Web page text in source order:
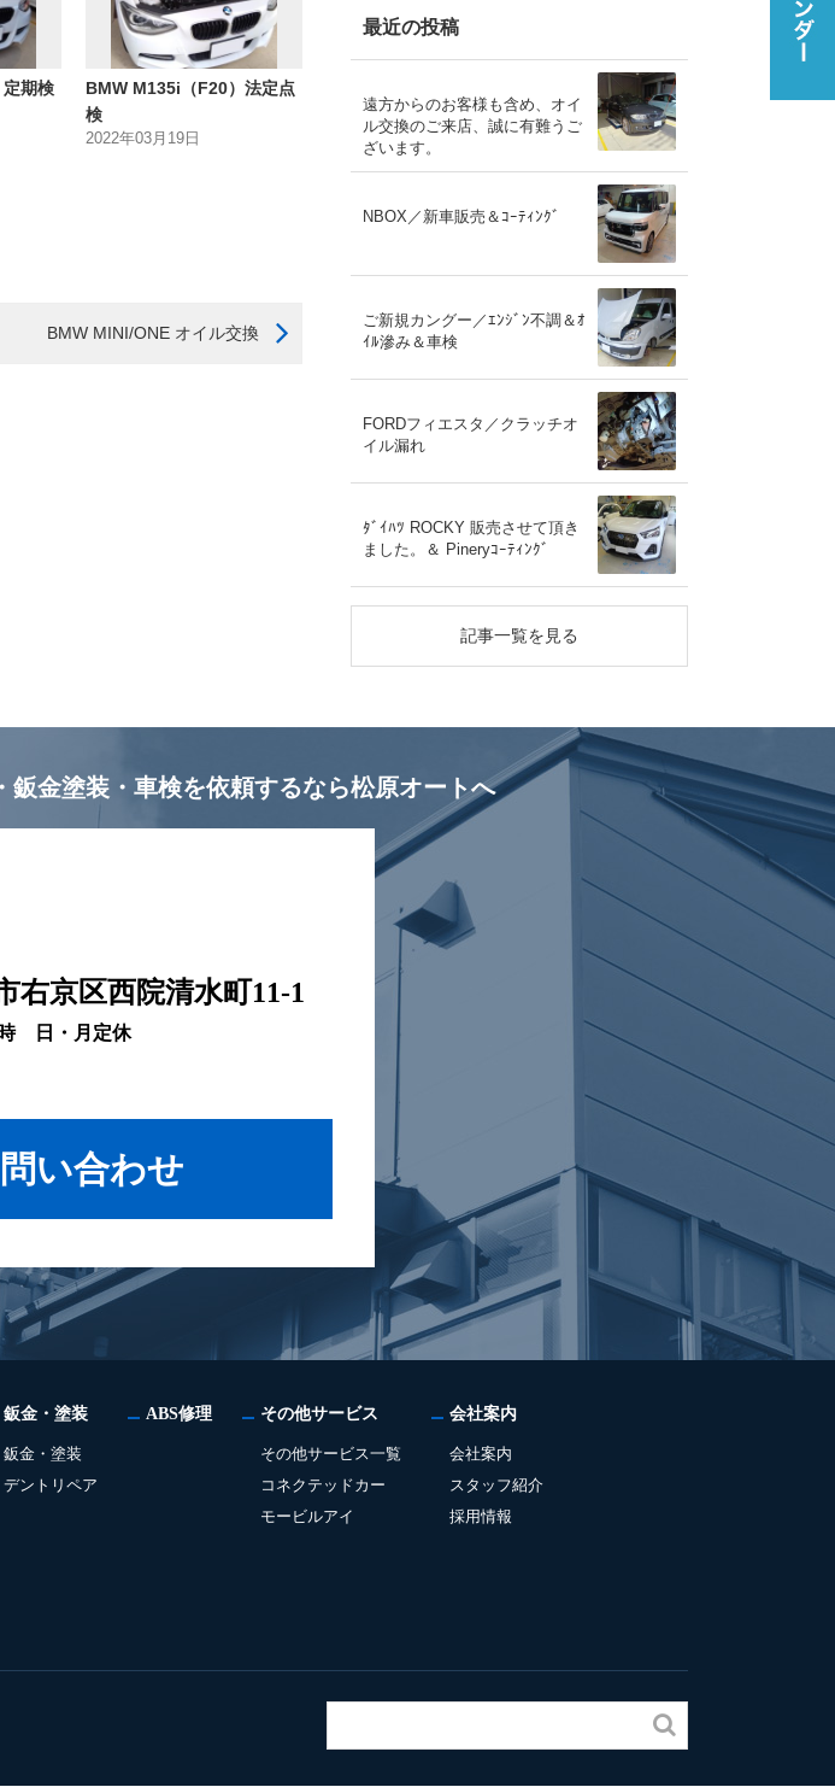
期検
BMW M135i（F20）法定点
検
2022年03月19日
BMW MINI/ONE オイル交換
ブ
最近の投稿
遠方からのお客様も含め、オイ
ル交換のご来店、誠に有難うご
ざいます。
NBOX／新車販売＆ｺｰﾃｨﾝｸﾞ
ご新規カングー／ｴﾝｼﾞﾝ不調＆ｵ
ｲﾙ滲み＆車検
FORDフィエスタ／クラッチオ
イル漏れ
ﾀﾞｲﾊﾂ ROCKY 販売させて頂き
ました。＆ Pineryｺｰﾃｨﾝｸﾞ
記事一覧を見る
鈑金塗装・車検を依頼するなら松原オートへ
右京区西院清水町11-1
時 日・月定休
い合わせ
鈑金・塗装
鈑金・塗装
デントリペア
ABS修理 その他サービス
その他サービス一覧
コネクテッドカー
モービルアイ
会社案内
会社案内
スタッフ紹介
採用情報